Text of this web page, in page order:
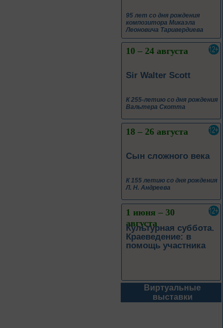
95 лет со дня рождения
композитора Микаэла
Леоновича Таривердиева
10 – 24 августа
Sir Walter Scott
К 255-летию со дня рождения
Вальтера Скотта
18 – 26 августа
Сын сложного века
К 155 летию со дня рождения
Л. Н. Андреева
1 июня – 30
августа
Культурная суббота.
Краеведение: в
помощь участника
1 июня – 31
августа
Виртуальные
выставки